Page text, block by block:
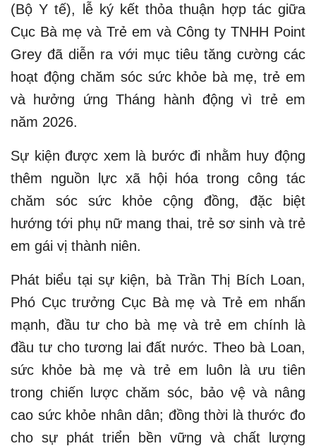
(Bộ Y tế), lễ ký kết thỏa thuận hợp tác giữa
Cục Bà mẹ và Trẻ em và Công ty TNHH Point
Grey đã diễn ra với mục tiêu tăng cường các
hoạt động chăm sóc sức khỏe bà mẹ, trẻ em
và hưởng ứng Tháng hành động vì trẻ em
năm 2026.
Sự kiện được xem là bước đi nhằm huy động
thêm nguồn lực xã hội hóa trong công tác
chăm sóc sức khỏe cộng đồng, đặc biệt
hướng tới phụ nữ mang thai, trẻ sơ sinh và trẻ
em gái vị thành niên.
Phát biểu tại sự kiện, bà Trần Thị Bích Loan,
Phó Cục trưởng Cục Bà mẹ và Trẻ em nhấn
mạnh, đầu tư cho bà mẹ và trẻ em chính là
đầu tư cho tương lai đất nước. Theo bà Loan,
sức khỏe bà mẹ và trẻ em luôn là ưu tiên
trong chiến lược chăm sóc, bảo vệ và nâng
cao sức khỏe nhân dân; đồng thời là thước đo
cho sự phát triển bền vững và chất lượng